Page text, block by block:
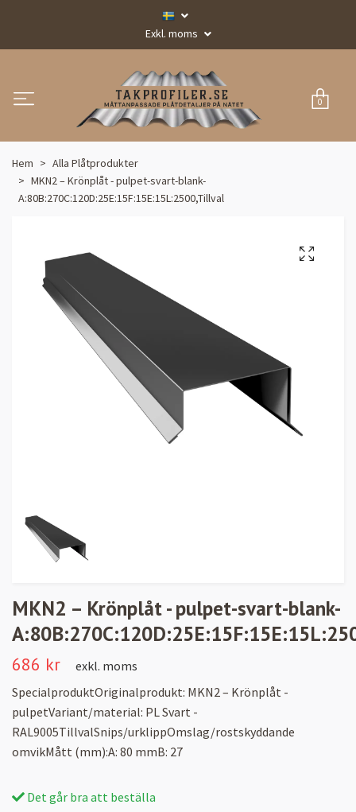
Exkl. moms
0
Hem
Alla Plåtprodukter
MKN2 – Krönplåt - pulpet-svart-blank-
A:80B:270C:120D:25E:15F:15E:15L:2500,Tillval
MKN2 – Krönplåt - pulpet-svart-blank-
686 kr
exkl. moms
SpecialproduktOriginalprodukt: MKN2 – Krönplåt -
pulpetVariant/material: PL Svart -
RAL9005TillvalSnips/urklippOmslag/rostskyddande
omvikMått (mm):A: 80 mmB: 27
Det går bra att beställa